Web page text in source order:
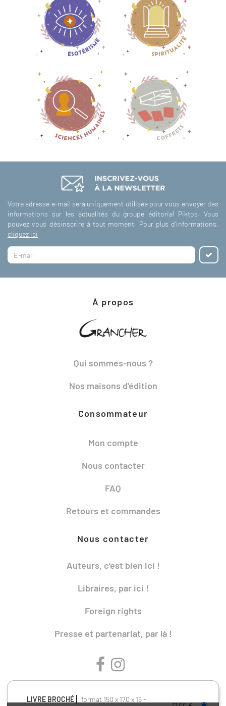
LIVRE BROCHÉ format 150 x 170 x 16
Votre adresse e-mail sera uniquement utilisée pour vous envoyer des
informations sur les actualités du groupe éditorial Piktos. Vous
pouvez vous désinscrire à tout moment. Pour plus d'informations,
cliquez ici.
À propos
Qui sommes-nous ?
Nos maisons d'édition
Consommateur
Mon compte
Nous contacter
FAQ
Retours et commandes
Nous contacter
Auteurs, c'est bien ici !
Libraires, par ici !
Foreign rights
Presse et partenariat, par là !